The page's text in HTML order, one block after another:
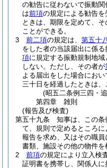
の勧告に従わないで振動
は前項の規定による勧告
ときは、期限を定めて、
ことができる。
3
前二項の規定は、 第五十
をした者の当該届出に係る
項に規定する振動規制地
しない。 ただし、その者が
よる届出をした場合にお
三十日を経過したときは、
(昭五二条例三四・
第四章
雑則
(報告及び検査)
第五十九条
知事は、この
て、規則で定めるところに
報告を求め、又はその職員
書類、施設その他の物件を
2
前項の規定により立入検
証明書を携帯し、関係人に